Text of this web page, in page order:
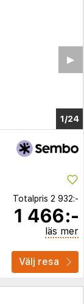
1/19
▶︎
Totalpris 2 932:-
1 466:-
läs mer
Välj resa